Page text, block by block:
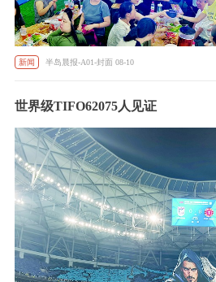
新闻 半岛晨报-A01-封面 08-10
世界级TIFO62075人见证